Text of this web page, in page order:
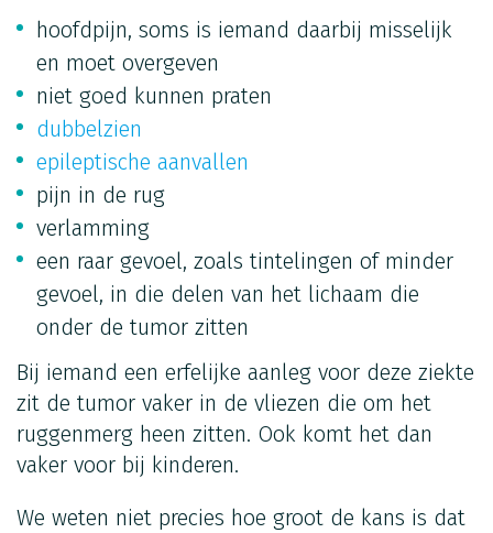
hoofdpijn, soms is iemand daarbij misselijk
en moet overgeven
niet goed kunnen praten
dubbelzien
epileptische aanvallen
pijn in de rug
verlamming
een raar gevoel, zoals tintelingen of minder
gevoel, in die delen van het lichaam die
onder de tumor zitten
Bij iemand een erfelijke aanleg voor deze ziekte
zit de tumor vaker in de vliezen die om het
ruggenmerg heen zitten. Ook komt het dan
vaker voor bij kinderen.
We weten niet precies hoe groot de kans is dat